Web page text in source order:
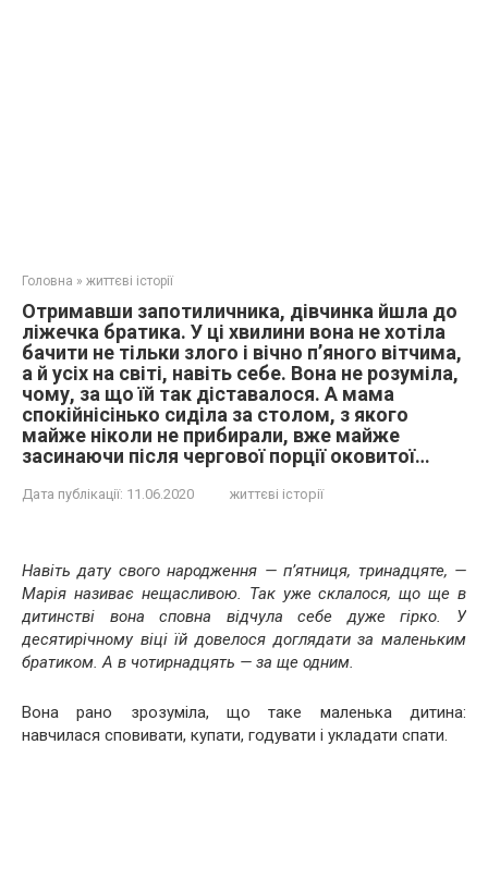
Головна » життєві історії
Отримавши запотиличника, дівчинка йшла до
ліжечка братика. У ці хвилини вона не хотіла
бачити не тільки злого і вічно п’яного вітчима,
а й усіх на світі, навіть себе. Вона не розуміла,
чому, за що їй так діставалося. А мама
спокійнісінько сиділа за столом, з якого
майже ніколи не прибирали, вже майже
засинаючи після чергової порції оковитої…
Дата публікації: 11.06.2020 життєві історії
Навіть дату свого народження — п’ятниця, тринадцяте, —
Марія називає нещасливою. Так уже склалося, що ще в
дитинстві вона сповна відчула себе дуже гірко. У
десятирічному віці їй довелося доглядати за маленьким
братиком. А в чотирнадцять — за ще одним.
Вона рано зрозуміла, що таке маленька дитина:
навчилася сповивати, купати, годувати і укладати спати.